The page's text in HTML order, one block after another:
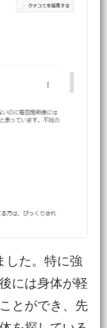
した。特に強
には身体が軽
とができ、先